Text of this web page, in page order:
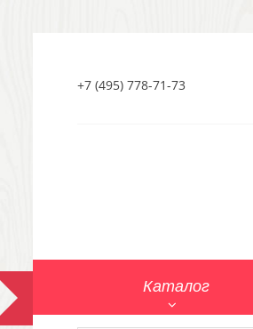
+7 (495) 778-71-73
Каталог